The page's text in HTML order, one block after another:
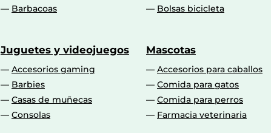
Barbacoas
Bolsas bicicleta
Juguetes y videojuegos
Accesorios gaming
Barbies
Casas de muñecas
Consolas
Mascotas
Accesorios para caballos
Comida para gatos
Comida para perros
Farmacia veterinaria